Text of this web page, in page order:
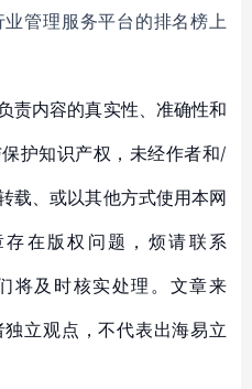
管理服务平台的排名榜上
责内容的真实性、准确性和
护知识产权，未经作者和/
载、或以其他方式使用本网
在版权问题，烦请联系
将及时核实处理。文章来
立观点，不代表出海易立